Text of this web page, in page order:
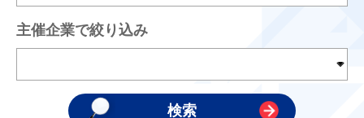
主催企業で絞り込み